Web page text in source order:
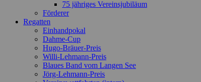
75 jähriges Vereinsjubiläum
Förderer
Regatten
Einhandpokal
Dahme-Cup
Hugo-Bräuer-Preis
Willi-Lehmann-Preis
Blaues Band vom Langen See
Jörg-Lehmann-Preis